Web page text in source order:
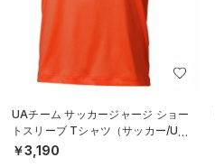
UAチーム サッカージャージ ショー
トスリーブ Tシャツ（サッカー/UNI
SEX）
￥3,190